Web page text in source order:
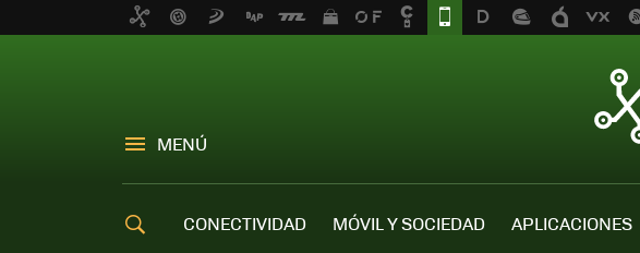
MENÚ
CONECTIVIDAD MÓVIL Y SOCIEDAD APLICACIONES